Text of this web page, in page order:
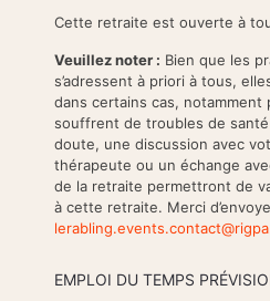
Cette retraite est ouverte à
Veuillez noter : Bien que les
s’adressent à priori à tous,
dans certains cas, notamment
souffrent de troubles de santé
doute, une discussion avec
thérapeute ou un échange
de la retraite permettront de
à cette retraite. Merci
EMPLOI DU TEMPS